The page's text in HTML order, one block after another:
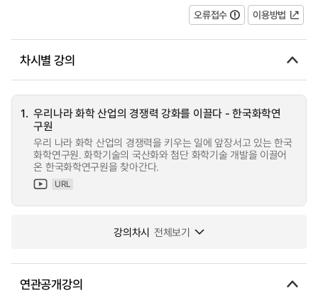
오류접수
이용방법
차시별 강의
1. 우리나라 화학 산업의 경쟁력 강화를 이끌다 - 한국화학연
구원
우리 나라 화학 산업의 경쟁력을 키우는 일에 앞장서고 있는 한국
화학연구원. 화학기술의 국산화와 첨단 화학기술 개발을 이끌어
온 한국화학연구원을 찾아간다.
URL
강의차시 전체보기
연관공개강의